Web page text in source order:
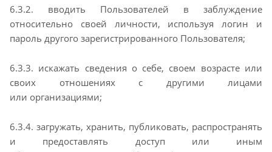
6.3.2. вводить Пользователей в заблуждение
относительно своей личности, используя логин и
пароль другого зарегистрированного Пользователя;
6.3.3. искажать сведения о себе, своем возрасте или
своих отношениях с другими лицами
или организациями;
6.3.4. загружать, хранить, публиковать, распространять
и предоставлять доступ или иным